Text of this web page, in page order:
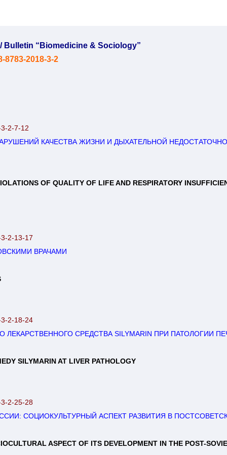
“Biomedicine & Sociology”
8783-2018-3-2
2-7-12
КАЧЕСТВА ЖИЗНИ И ДЫХАТЕЛЬНОЙ
OF QUALITY OF LIFE AND RESPIRATORY
2-13-17
ВРАЧАМИ
2-18-24
СРЕДСТВА SILYMARIN ПРИ ПАТОЛОГИИ
SILYMARIN AT LIVER PATHOLOGY
2-25-28
СОЦИОКУЛЬТУРНЫЙ АСПЕКТ РАЗВИТИЯ В
ASPECT OF ITS DEVELOPMENT IN THE POST-